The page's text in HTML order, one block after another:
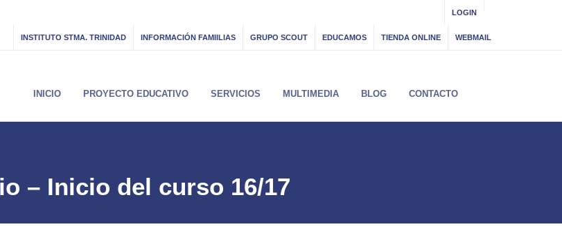
LOGIN
INSTITUTO STMA. TRINIDAD INFORMACIÓN FAMIILIAS GRUPO SCOUT EDUCAMOS TIENDA ONLINE WEBMAIL
INICIO PROYECTO EDUCATIVO SERVICIOS MULTIMEDIA BLOG CONTACTO
– Inicio del curso 16/17